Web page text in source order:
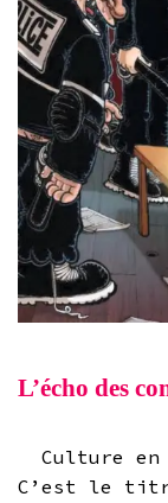
L’écho des
Culture en
C’est le